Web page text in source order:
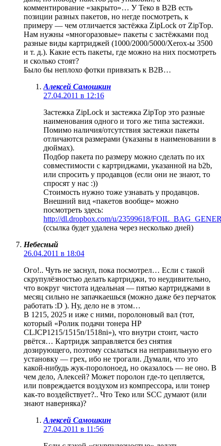
комментирование «закрыто»… У Теко в B2B есть
позиции разных пакетов, но негде посмотреть, к
примеру — чем отличается застёжка ZipLock от ZipTop.
Нам нужны «многоразовые» пакеты с застёжками под
разные виды картриджей (1000/2000/5000/Xerox-ы 3500
и т. д.). Какие есть пакеты, где можно на них посмотреть
и сколько стоят?
Было бы неплохо фотки привязать к B2B…
Алексей Самошкин
27.04.2011 в 12:16
Застежка ZipLock и застежка ZipTop это разные
наименования одного и того же типа застежки.
Помимо наличия/отсутствия застежки пакеты
отличаются размерами (указаны в наименовании в
дюймах).
Подбор пакета по размеру можно сделать по их
совместимости с картриджами, указанной на b2b,
или спросить у продавцов (если они не знают, то
спросят у нас :))
Стоимость нужно тоже узнавать у продавцов.
Внешний вид «пакетов вообще» можно
посмотреть здесь:
http://dl.dropbox.com/u/23599618/
(ссылка будет удалена через несколько дней)
Небесный
26.04.2011 в 18:04
Ого!.. Чуть не заснул, пока посмотрел… Если с такой
скрупулёзностью делать картриджи, то неудивительно,
что вокруг чистота идеальная — пятью картриджами в
месяц сильно не запачкаешься (можно даже без перчаток
работать :D ). Ну, дело не в этом…
В 1215, 2025 и иже с ними, поролоновый вал (тот,
который «Ролик подачи тонера HP
CLJCP1215/1515n/1518ni»), что внутри стоит, часто
рвётся… Картридж заправляется без снятия
дозирующего, поэтому ссылаться на неправильную его
установку — грех, ибо не трогали. Думали, что это
какой-нибудь жук-поролоноед, но оказалось — не оно. В
чем дело, Алексей? Может поролон где-то цепляется,
или повреждается воздухом из компрессора, или тонер
как-то воздействует?.. Что Теко или SCC думают (или
знают наверняка)?
Алексей Самошкин
27.04.2011 в 11:56